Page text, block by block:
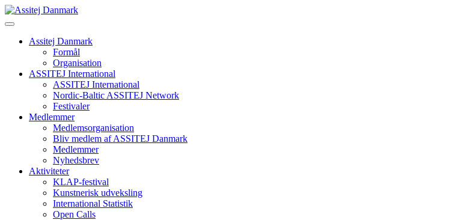
Skip
to
Assitej Danmark
Formål
Organisation
ASSITEJ International
ASSITEJ International
Nordic-Baltic ASSITEJ Network
Festivaler
Medlemmer
Medlemsorganisation
Bliv medlem af ASSITEJ Danmark
Medlemmer
Nyhedsbrev
Aktiviteter
KLAP-festival
Kunstnerisk udveksling
International Statistik
Open Calls